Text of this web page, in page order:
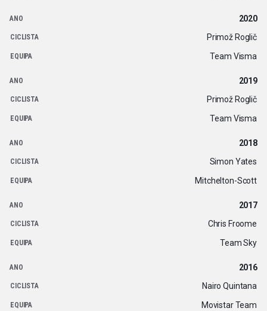
2020
Primož Roglič
Team Visma
2019
Primož Roglič
Team Visma
2018
Simon Yates
Mitchelton-Scott
2017
Chris Froome
Team Sky
2016
Nairo Quintana
Movistar Team